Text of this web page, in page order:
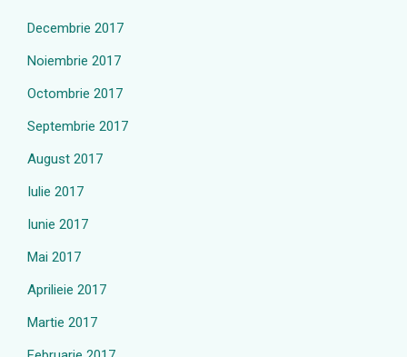
Decembrie 2017
Noiembrie 2017
Octombrie 2017
Septembrie 2017
August 2017
Iulie 2017
Iunie 2017
Mai 2017
Aprilieie 2017
Martie 2017